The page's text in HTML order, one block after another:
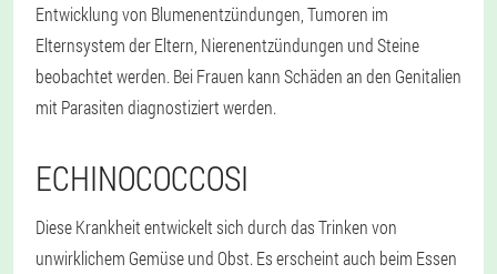
Entwicklung von Blumenentzündungen, Tumoren im
Elternsystem der Eltern, Nierenentzündungen und Steine
beobachtet werden. Bei Frauen kann Schäden an den Genitalien
mit Parasiten diagnostiziert werden.
ECHINOCOCCOSI
Diese Krankheit entwickelt sich durch das Trinken von
unwirklichem Gemüse und Obst. Es erscheint auch beim Essen